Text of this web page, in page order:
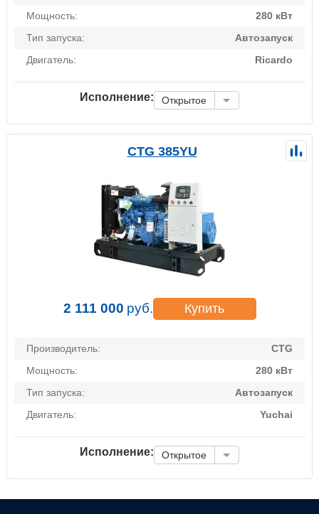
Мощность:
280 кВт
Тип запуска:
Автозапуск
Двигатель:
Ricardo
Исполнение: Открытое
CTG 385YU
2 111 000 руб. Купить
Производитель:
CTG
Мощность:
280 кВт
Тип запуска:
Автозапуск
Двигатель:
Yuchai
Исполнение: Открытое